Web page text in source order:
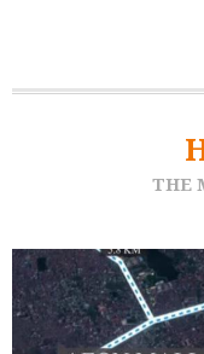
THE